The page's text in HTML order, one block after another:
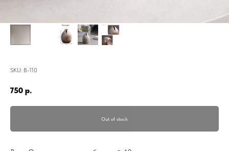
SKU: В-110
750 р.
Out of stock